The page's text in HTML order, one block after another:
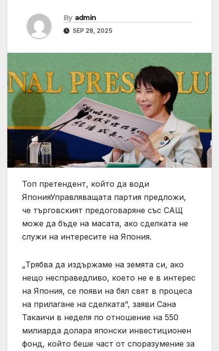
By admin
SEP 28, 2025
Топ претендент, който да води
ЯпонияУправляващата партия предложи,
че търговският предоговаряне със САЩ
може да бъде на масата, ако сделката не
служи на интересите на Япония.
„Трябва да издържаме на земята си, ако
нещо несправедливо, което не е в интерес
на Япония, се появи на бял свят в процеса
на прилагане на сделката“, заяви Сана
Такаичи в неделя по отношение на 550
милиарда долара японски инвестиционен
фонд, който беше част от споразумение за